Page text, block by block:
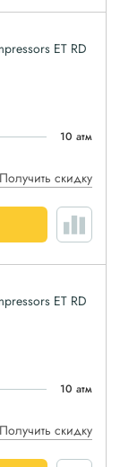
ET RD
10 атм
Получить скидку
ET RD
10 атм
Получить скидку